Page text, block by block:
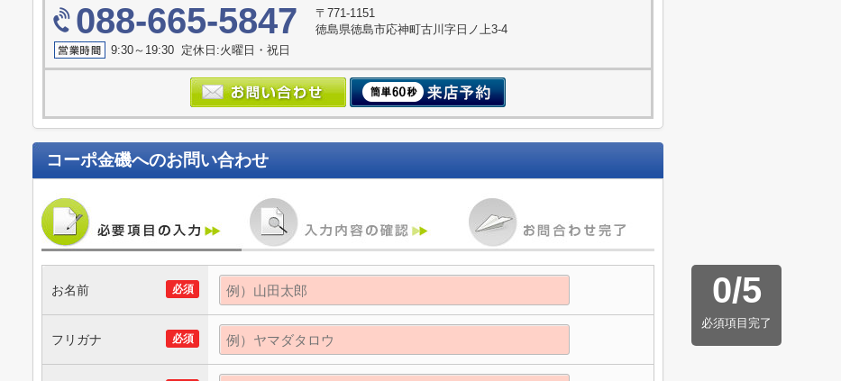
088-665-5847
〒771-1151
徳島県徳島市応神町古川字日ノ上3-4
9:30～19:30 定休日:火曜日・祝日
コーポ金磯へのお問い合わせ
0/5
必須項目完了
必須
お名前
必須
フリガナ